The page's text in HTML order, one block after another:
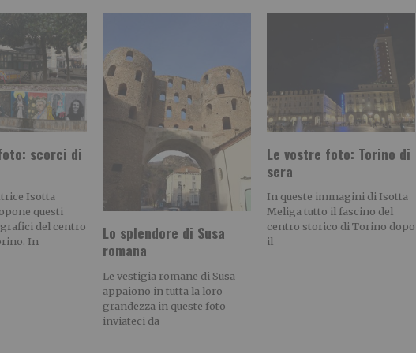
scorci di
Isotta
questi
del centro
In
Lo splendore di Susa
romana
Le vestigia romane di Susa
appaiono in tutta la loro
grandezza in queste foto
inviateci da
Le vostre foto: Torino di
sera
In queste immagini di Isotta
Meliga tutto il fascino del
centro storico di Torino dopo
il